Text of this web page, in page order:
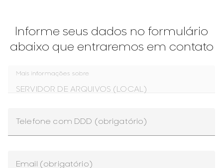
Informe seus dados no formulário
abaixo que entraremos em contato
Mais informações sobre
Telefone com DDD (obrigatório)
Email (obrigatório)